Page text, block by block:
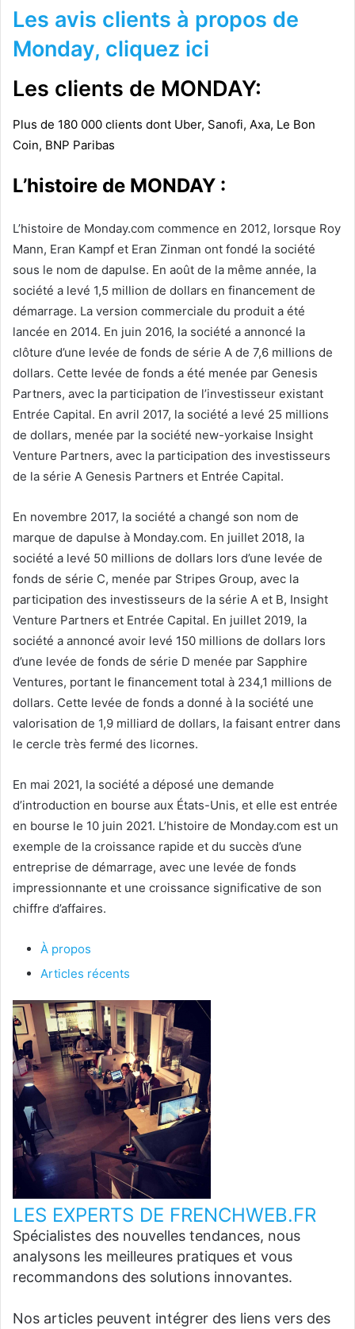
Les avis clients à propos de
Monday, cliquez ici
Les clients de MONDAY:
Plus de 180 000 clients dont Uber, Sanofi, Axa, Le Bon
Coin, BNP Paribas
L’histoire de MONDAY :
L’histoire de Monday.com commence en 2012, lorsque Roy
Mann, Eran Kampf et Eran Zinman ont fondé la société
sous le nom de dapulse. En août de la même année, la
société a levé 1,5 million de dollars en financement de
démarrage. La version commerciale du produit a été
lancée en 2014. En juin 2016, la société a annoncé la
clôture d’une levée de fonds de série A de 7,6 millions de
dollars. Cette levée de fonds a été menée par Genesis
Partners, avec la participation de l’investisseur existant
Entrée Capital. En avril 2017, la société a levé 25 millions
de dollars, menée par la société new-yorkaise Insight
Venture Partners, avec la participation des investisseurs
de la série A Genesis Partners et Entrée Capital.
En novembre 2017, la société a changé son nom de
marque de dapulse à Monday.com. En juillet 2018, la
société a levé 50 millions de dollars lors d’une levée de
fonds de série C, menée par Stripes Group, avec la
participation des investisseurs de la série A et B, Insight
Venture Partners et Entrée Capital. En juillet 2019, la
société a annoncé avoir levé 150 millions de dollars lors
d’une levée de fonds de série D menée par Sapphire
Ventures, portant le financement total à 234,1 millions de
dollars. Cette levée de fonds a donné à la société une
valorisation de 1,9 milliard de dollars, la faisant entrer dans
le cercle très fermé des licornes.
En mai 2021, la société a déposé une demande
d’introduction en bourse aux États-Unis, et elle est entrée
en bourse le 10 juin 2021. L’histoire de Monday.com est un
exemple de la croissance rapide et du succès d’une
entreprise de démarrage, avec une levée de fonds
impressionnante et une croissance significative de son
chiffre d’affaires.
À propos
Articles récents
LES EXPERTS DE FRENCHWEB.FR
Spécialistes des nouvelles tendances, nous
analysons les meilleures pratiques et vous
recommandons des solutions innovantes.
Nos articles peuvent intégrer des liens vers des